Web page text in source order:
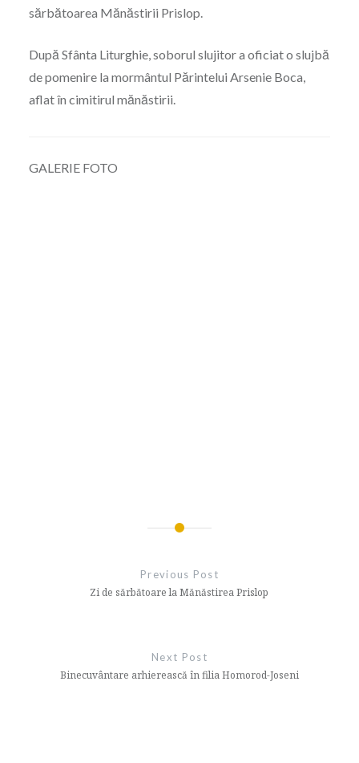
sărbătoarea Mănăstirii Prislop.
După Sfânta Liturghie, soborul slujitor a oficiat o slujbă
de pomenire la mormântul Părintelui Arsenie Boca,
aflat în cimitirul mănăstirii.
GALERIE FOTO
Previous Post
Zi de sărbătoare la Mănăstirea Prislop
Next Post
Binecuvântare arhierească în filia Homorod-Joseni